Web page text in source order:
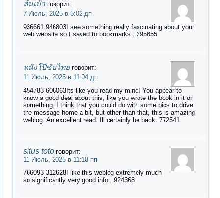
ล้นเป๋า говорит:
7 Июль, 2025 в 5:02 дп
936661 946803I see something really fascinating about your
web website so I saved to bookmarks . 295655
หนังโป๊ซับไทย говорит:
11 Июль, 2025 в 11:04 дп
454783 606063Its like you read my mind! You appear to
know a good deal about this, like you wrote the book in it or
something. I think that you could do with some pics to drive
the message home a bit, but other than that, this is amazing
weblog. An excellent read. Ill certainly be back. 772541
situs toto говорит:
11 Июль, 2025 в 11:18 пп
766093 312628I like this weblog extremely much
so significantly very good info . 924368